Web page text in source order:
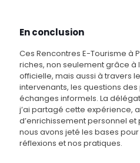
En conclusion
Ces Rencontres E-Tourisme à
riches, non seulement grâce
officielle, mais aussi à travers
intervenants, les questions
échanges informels. La
j’ai partagé cette expérience,
d’enrichissement personnel et
nous avons jeté les bases
réflexions et nos pratiques.